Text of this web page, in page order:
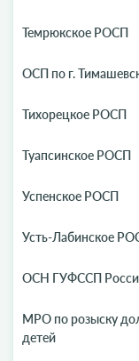
Темрюкское РОСП
ОСП по г.
Тихорецкое РОСП
Туапсинское РОСП
Успенское РОСП
Усть-Лабинское
ОСН ГУФССП
МРО по розыску
детей